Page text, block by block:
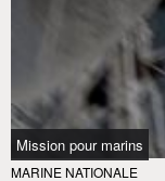
Mission pour marins
MARINE NATIONALE